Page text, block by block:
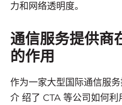
力和网络透明度。
通信服务提供
的作用
作为一家大型国际通信服
介 绍了 CTA 等公司如何